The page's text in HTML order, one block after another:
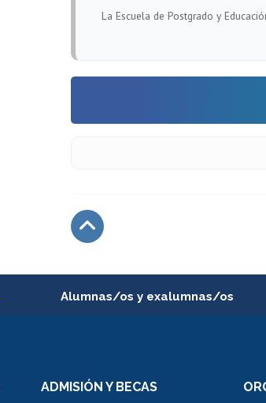
La Escuela de Postgrado y
Alumnas/os y exalumnas/os
ADMISIÓN Y BECAS